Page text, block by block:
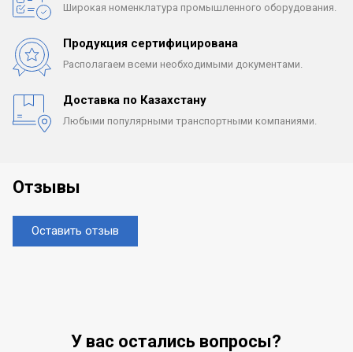
Широкая номенклатура промышленного оборудования.
Продукция сертифицирована
Располагаем всеми необходимыми документами.
Доставка по Казахстану
Любыми популярными транспортными компаниями.
Отзывы
Оставить отзыв
У вас остались вопросы?